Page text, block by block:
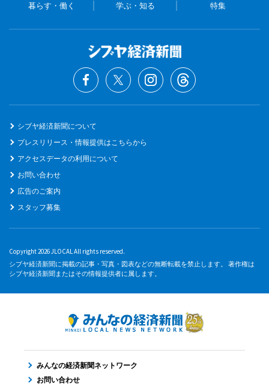
暮らす・働く 学ぶ・知る 特集
シブヤ経済新聞について
プレスリリース・情報提供はこちらから
アクセスデータの利用について
お問い合わせ
広告のご案内
スタッフ募集
Copyright 2026 JLOCAL All rights reserved.
シブヤ経済新聞に掲載の記事・写真・図表などの無断転載を禁止します。 著作権は
シブヤ経済新聞またはその情報提供者に属します。
みんなの経済新聞ネットワーク
お問い合わせ